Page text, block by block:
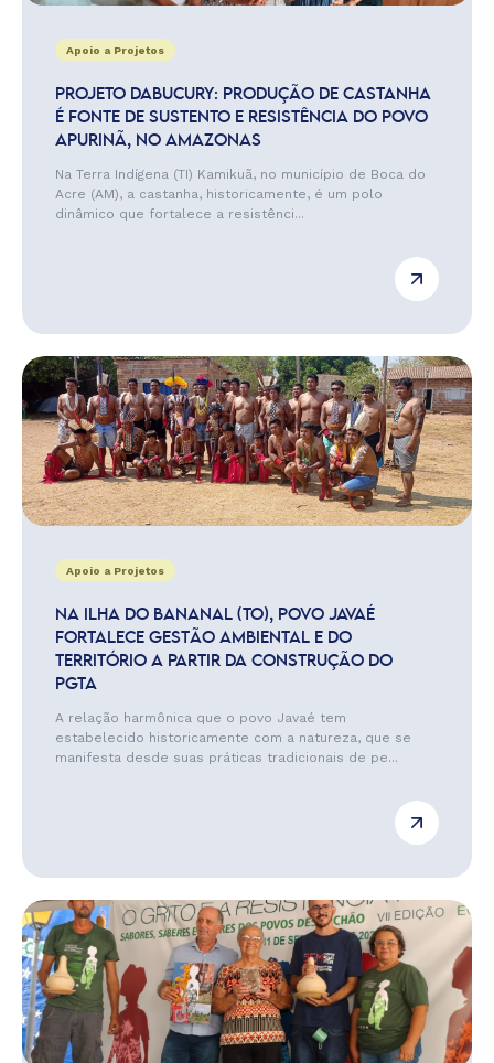
Apoio a Projetos
PROJETO DABUCURY: PRODUÇÃO DE CASTANHA
É FONTE DE SUSTENTO E RESISTÊNCIA DO POVO
APURINÃ, NO AMAZONAS
Na Terra Indígena (TI) Kamikuã, no município de Boca do
Acre (AM), a castanha, historicamente, é um polo
dinâmico que fortalece a resistênci...
Apoio a Projetos
NA ILHA DO BANANAL (TO), POVO JAVAÉ
FORTALECE GESTÃO AMBIENTAL E DO
TERRITÓRIO A PARTIR DA CONSTRUÇÃO DO
PGTA
A relação harmônica que o povo Javaé tem
estabelecido historicamente com a natureza, que se
manifesta desde suas práticas tradicionais de pe...